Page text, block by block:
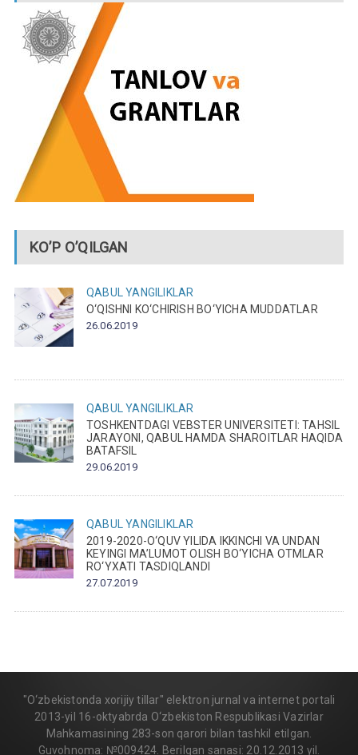
KO’P O’QILGAN
QABUL YANGILIKLAR
O‘QISHNI KO‘CHIRISH BO‘YICHA MUDDATLAR
26.06.2019
QABUL YANGILIKLAR
TOSHKENTDAGI VEBSTER UNIVERSITETI: TAHSIL
JARAYONI, QABUL HAMDA SHAROITLAR HAQIDA
BATAFSIL
29.06.2019
QABUL YANGILIKLAR
2019-2020-O‘QUV YILIDA IKKINCHI VA UNDAN
KEYINGI MA’LUMOT OLISH BO‘YICHA OTMLAR
RO‘YXATI TASDIQLANDI
27.07.2019
"O‘zbekistonda xorijiy tillar" elektron jurnal va internet portali
2013-yil 16-oktyabrda O‘zbekiston Respublikasi Vazirlar
Mahkamasining 283-son qarori bilan tashkil etilgan.
Guvohnoma: №009424. Berilgan sanasi: 20.12.2013 yil.